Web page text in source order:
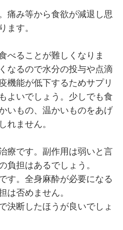
痛み等から食欲が減退し思
ます。
べることが難しくなりま
なるので水分の投与や点滴
機能が低下するためサプリ
よいでしょう。少しでも食
いもの、温かいものをあげ
れません。
療です。副作用は弱いと言
負担はあるでしょう。
す。全身麻酔が必要になる
は否めません。
決断したほうが良いでしょ